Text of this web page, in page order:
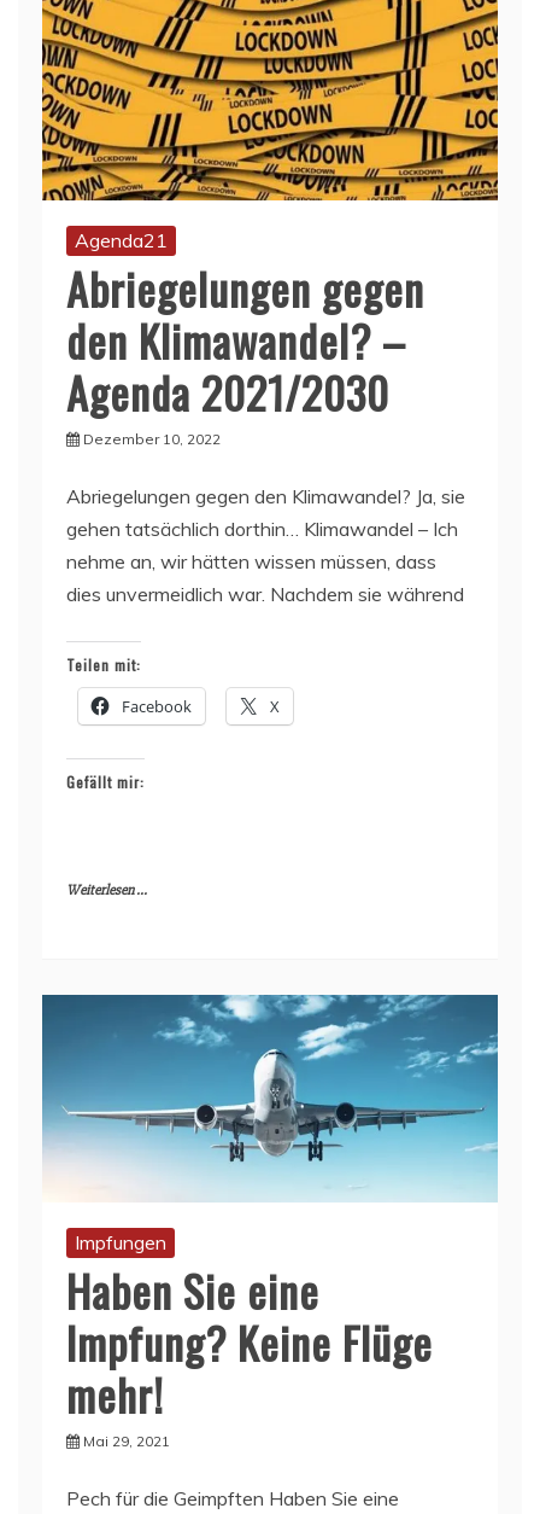
Agenda21
Abriegelungen gegen
den Klimawandel? –
Agenda 2021/2030
Dezember 10, 2022
Abriegelungen gegen den Klimawandel? Ja, sie
gehen tatsächlich dorthin… Klimawandel – Ich
nehme an, wir hätten wissen müssen, dass
dies unvermeidlich war. Nachdem sie während
Teilen mit:
Facebook X
Gefällt mir:
Weiterlesen ...
Impfungen
Haben Sie eine
Impfung? Keine Flüge
mehr!
Mai 29, 2021
Pech für die Geimpften Haben Sie eine